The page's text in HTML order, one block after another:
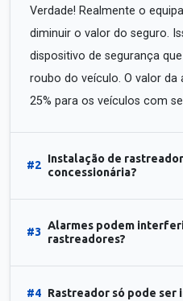
Verdade! Realmente o
diminuir o valor do seguro.
dispositivo de segurança
roubo do veículo. O valor
25% para os veículos com
#2
Instalação de
concessionária?
#3
Alarmes podem
rastreadores?
#4 Rastreador só pode ser